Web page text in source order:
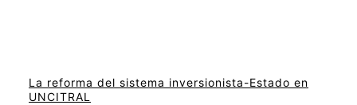
La reforma del sistema inversionista-Estado en
UNCITRAL